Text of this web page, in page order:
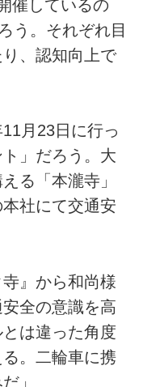
催しているの
う。それぞれ目
、認知向上で
月23日に行っ
」だろう。大
る「本瀧寺」
社にて交通安
寺』から和尚様
全の意識を高
は違った角度
。二輪車に携
」